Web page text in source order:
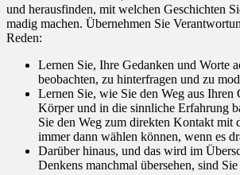
und herausfinden, mit welchen Geschichten
madig machen. Übernehmen Sie
Reden:
Lernen Sie, Ihre Gedanken und Worte
beobachten, zu hinterfragen und zu
Lernen Sie, wie Sie den Weg aus Ihren
Körper und in die sinnliche Erfahrung
Sie den Weg zum direkten Kontakt mit
immer dann wählen können, wenn es
Darüber hinaus, und das wird im
Denkens manchmal übersehen, sind